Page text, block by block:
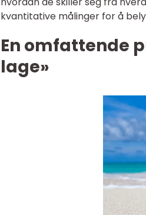
kvantitative målinger for å
En omfattende
lage»